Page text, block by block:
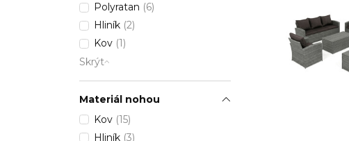
Polyratan (6)
Hliník (2)
Kov (1)
Skrýt
Materiál nohou
Kov (15)
Hliník (3)